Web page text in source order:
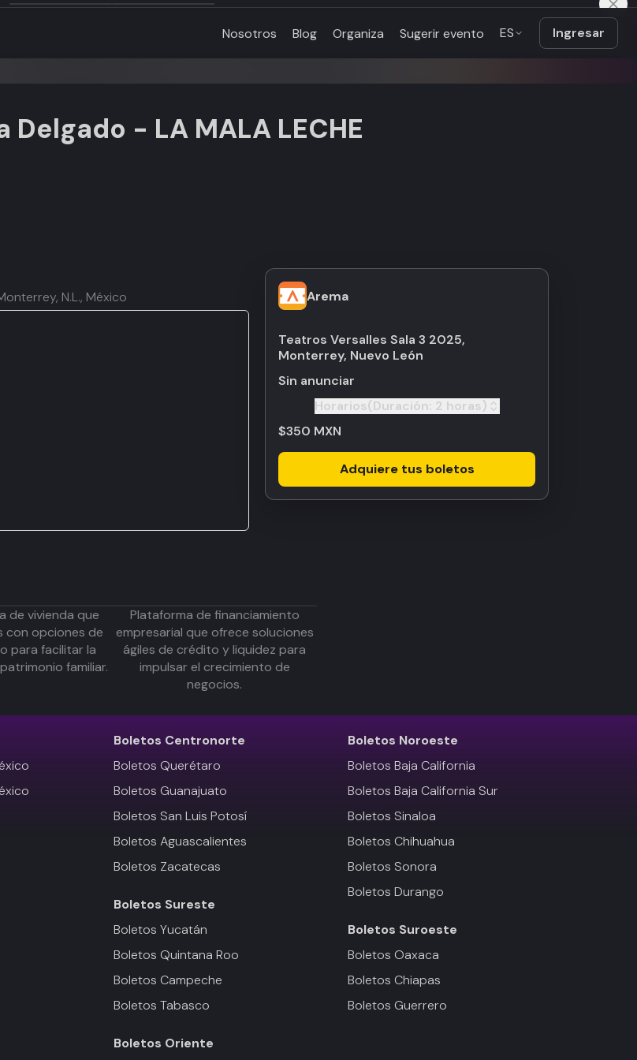
Nosotros Blog Organiza Sugerir evento ES Ingresar
- LA MALA LECHE
Arema
Teatros Versalles Sala 3 2025,
Monterrey, Nuevo León
Sin anunciar
Horarios(Duración: 2 horas)
Toggle
$350 MXN
Adquiere tus boletos
N.L., México
de vivienda que
con opciones de
para facilitar la
familiar.
Plataforma de financiamiento
empresarial que ofrece soluciones
ágiles de crédito y liquidez para
impulsar el crecimiento de
negocios.
Boletos Centronorte
Boletos Querétaro
Boletos Guanajuato
Boletos San Luis Potosí
Boletos Aguascalientes
Boletos Zacatecas
Boletos Sureste
Boletos Yucatán
Boletos Quintana Roo
Boletos Campeche
Boletos Tabasco
Boletos Oriente
Boletos Noroeste
Boletos Baja California
Boletos Baja California Sur
Boletos Sinaloa
Boletos Chihuahua
Boletos Sonora
Boletos Durango
Boletos Suroeste
Boletos Oaxaca
Boletos Chiapas
Boletos Guerrero